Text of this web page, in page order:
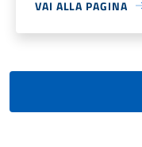
VAI ALLA PAGINA